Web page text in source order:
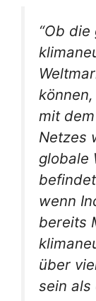
“Ob
mit
Netzes
globale
wenn
bereits
über
sein als